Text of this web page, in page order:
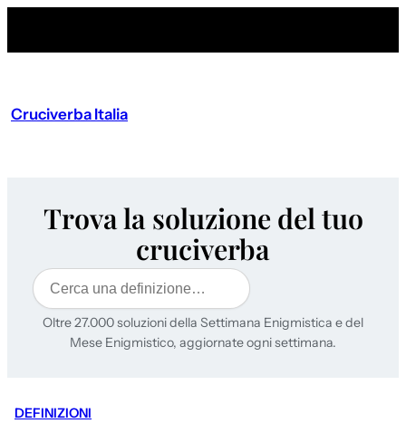
Cruciverba Italia
Trova la soluzione del tuo
cruciverba
Cerca
Oltre 27.000 soluzioni della Settimana Enigmistica e del
Mese Enigmistico, aggiornate ogni settimana.
DEFINIZIONI